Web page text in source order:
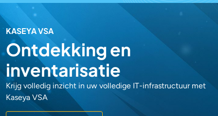
KASEYA VSA
Ontdekking en
inventarisatie
Krijg volledig inzicht in uw volledige IT-infrastructuur met
Kaseya VSA